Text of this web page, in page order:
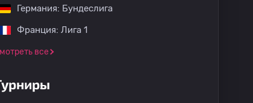
Германия: Бундеслига
Франция: Лига 1
все